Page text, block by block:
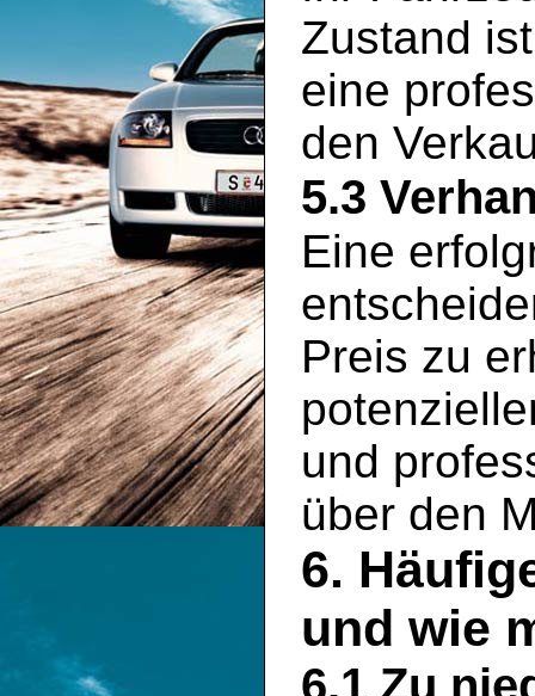
Zustand
eine
den
5.3
Eine
Preis zu
und
über den
6.
und wie